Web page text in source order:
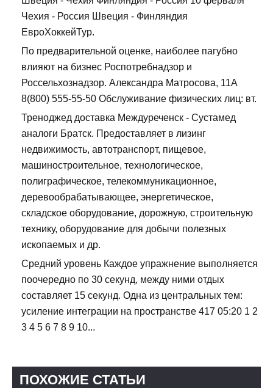
Чехия - Россия Швеция - Финляндия
ЕвроХоккейТур.
По предварительной оценке, наиболее пагубно
влияют на бизнес Роспотребнадзор и
Россельхознадзор. Александра Матросова, 11А
8(800) 555-55-50 Обслуживание физических лиц: вт.
Треноджед доставка Междуреченск - Сустамед
аналоги Братск. Предоставляет в лизинг
недвижимость, автотранспорт, пищевое,
машиностроительное, технологическое,
полиграфическое, телекоммуникационное,
деревообрабатывающее, энергетическое,
складское оборудование, дорожную, строительную
технику, оборудование для добычи полезных
ископаемых и др.
Средний уровень Каждое упражнение выполняется
поочередно по 30 секунд, между ними отдых
составляет 15 секунд. Одна из центральных тем:
усиление интеграции на пространстве 417 05:20 1 2
3 4 5 6 7 8 9 10...
ПОХОЖИЕ СТАТЬИ